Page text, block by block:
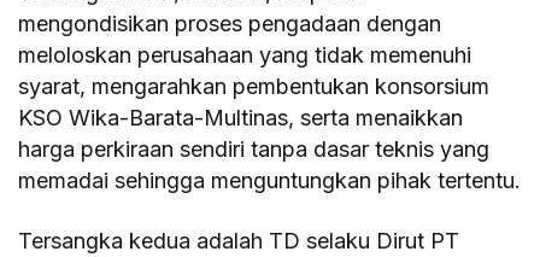
mengondisikan proses pengadaan dengan
meloloskan perusahaan yang tidak memenuhi
syarat, mengarahkan pembentukan konsorsium
KSO Wika-Barata-Multinas, serta menaikkan
harga perkiraan sendiri tanpa dasar teknis yang
memadai sehingga menguntungkan pihak tertentu.
Tersangka kedua adalah TD selaku Dirut PT